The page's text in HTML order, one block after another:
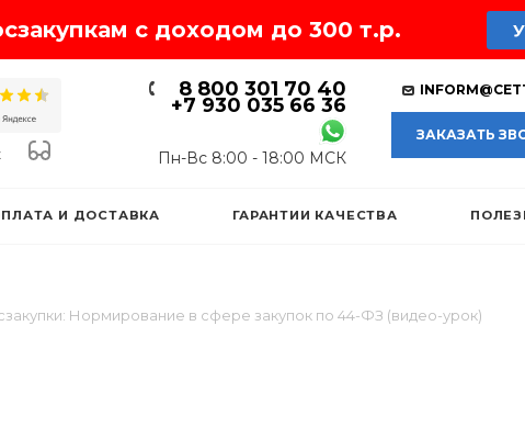
с доходом до 300 т.р.
8 800 301 70 40
+7 930 035 66 36
Пн-Вс 8:00 - 18:00 МСК
ЗАКАЗАТЬ
И ДОСТАВКА ГАРАНТИИ КАЧЕСТВА
Нормирование в сфере закупок по 44-ФЗ (видео-урок)